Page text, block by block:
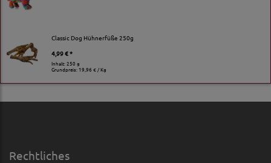
Classic Dog Hühnerfüße 250g
4,99 € *
Inhalt: 250 g
Grundpreis: 19,96 € / Kg
Rechtliches